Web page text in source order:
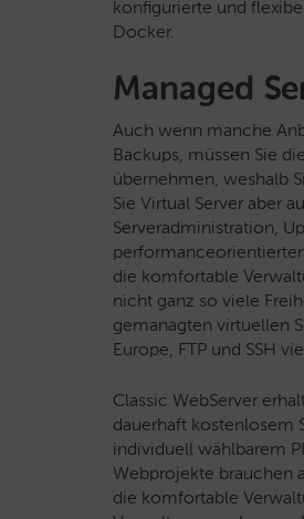
konfigurierte und
Docker.
Managed
Auch wenn manche
Backups, müssen Sie
übernehmen, weshalb
Sie Virtual Server aber
Serveradministration,
die komfortable
nicht ganz so viele
gemanagten virtuellen
Europe, FTP und SSH
Classic WebServer
dauerhaft kostenlosem
individuell wählbarem
Webprojekte brauchen
die komfortable